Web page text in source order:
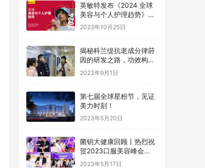
英敏特发布《2024 全球
美容与个人护理趋势》报
告
2023年10月25日
揭秘科兰缇抗老成分律莳
因的研发之路，功效构筑
美好肌肤
2023年9月1日
第七届全球星粉节，见证
美力时刻！
2023年5月20日
菌钥大健康回顾丨热烈祝
贺2023口服美容峰会
&CBE美容博览会圆满落
2023年5月17日